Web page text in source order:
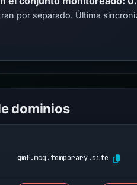
por separado. Última
dominios
gmf.mcq.temporary.site